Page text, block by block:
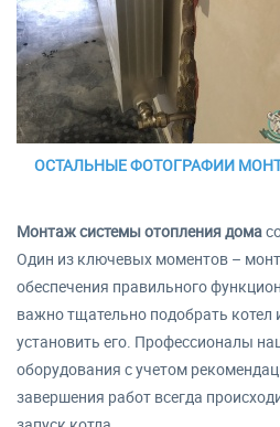
ОСТАЛЬНЫЕ ФОТОГРАФИИ
Монтаж системы отопления дома
Один из ключевых моментов –
обеспечения правильного
важно тщательно подобрать
установить его. Профессионалы
оборудования с учетом
завершения работ всегда